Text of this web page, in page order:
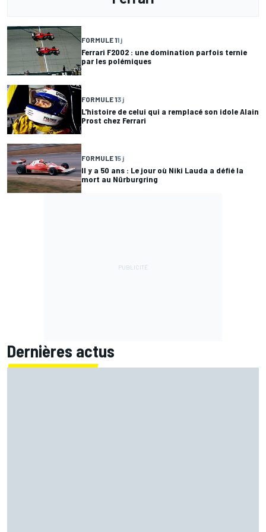
FORMULE 11 j
Ferrari F2002 : une domination parfois ternie
par les polémiques
FORMULE 13 j
L'histoire de celui qui a remplacé son idole Alain
Prost chez Ferrari
FORMULE 15 j
Il y a 50 ans : Le jour où Niki Lauda a défié la
mort au Nürburgring
Dernières actus